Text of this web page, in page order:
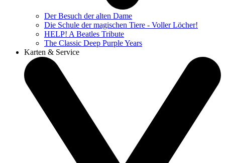
Der Besuch der alten Dame
Die Schule der magischen Tiere - Voller Löcher!
HELP! A Beatles Tribute
The Classic Deep Purple Years
Karten & Service